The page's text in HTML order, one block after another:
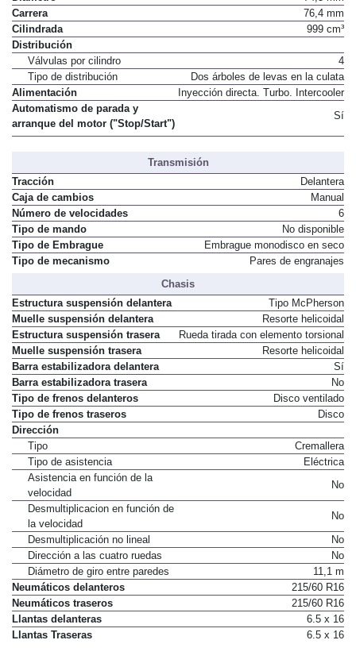
Carrera
76,4 mm
Cilindrada
999 cm³
Distribución
Válvulas por cilindro
4
Tipo de distribución
Dos árboles de levas en la culata
Alimentación
Inyección directa. Turbo. Intercooler
Automatismo de parada y
arranque del motor ("Stop/Start")
Sí
Transmisión
Tracción
Delantera
Caja de cambios
Manual
Número de velocidades
6
Tipo de mando
No disponible
Tipo de Embrague
Embrague monodisco en seco
Tipo de mecanismo
Pares de engranajes
Chasis
Estructura suspensión delantera
Tipo McPherson
Muelle suspensión delantera
Resorte helicoidal
Estructura suspensión trasera
Rueda tirada con elemento torsional
Muelle suspensión trasera
Resorte helicoidal
Barra estabilizadora delantera
Sí
Barra estabilizadora trasera
No
Tipo de frenos delanteros
Disco ventilado
Tipo de frenos traseros
Disco
Dirección
Tipo
Cremallera
Tipo de asistencia
Eléctrica
Asistencia en función de la
velocidad
No
Desmultiplicacion en función de
la velocidad
No
Desmultiplicación no lineal
No
Dirección a las cuatro ruedas
No
Diámetro de giro entre paredes
11,1 m
Neumáticos delanteros
215/60 R16
Neumáticos traseros
215/60 R16
Llantas delanteras
6.5 x 16
Llantas Traseras
6.5 x 16